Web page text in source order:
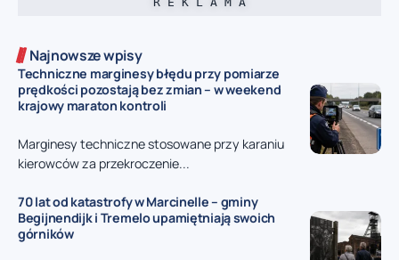
Najnowsze wpisy
Techniczne marginesy błędu przy pomiarze
prędkości pozostają bez zmian – w weekend
krajowy maraton kontroli
Marginesy techniczne stosowane przy karaniu
kierowców za przekroczenie...
70 lat od katastrofy w Marcinelle – gminy
Begijnendijk i Tremelo upamiętniają swoich
górników